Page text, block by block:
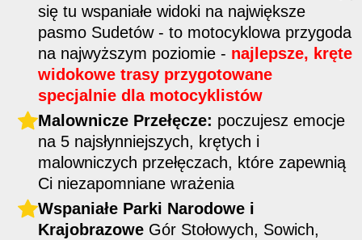
się tu wspaniałe widoki na największe
pasmo Sudetów- to motocyklowa przygoda
na najwyższym poziomie- najlepsze, kręte
widokowe trasy przygotowane
specjalnie dla motocyklistów
Malownicze Przełęcze: poczujesz emocje
na 5 najsłynniejszych, krętych i
malowniczych przełęczach, które zapewnią
Ci niezapomniane wrażenia
Wspaniałe Parki Narodowe i
KrajobrazoweGór Stołowych, Sowich,